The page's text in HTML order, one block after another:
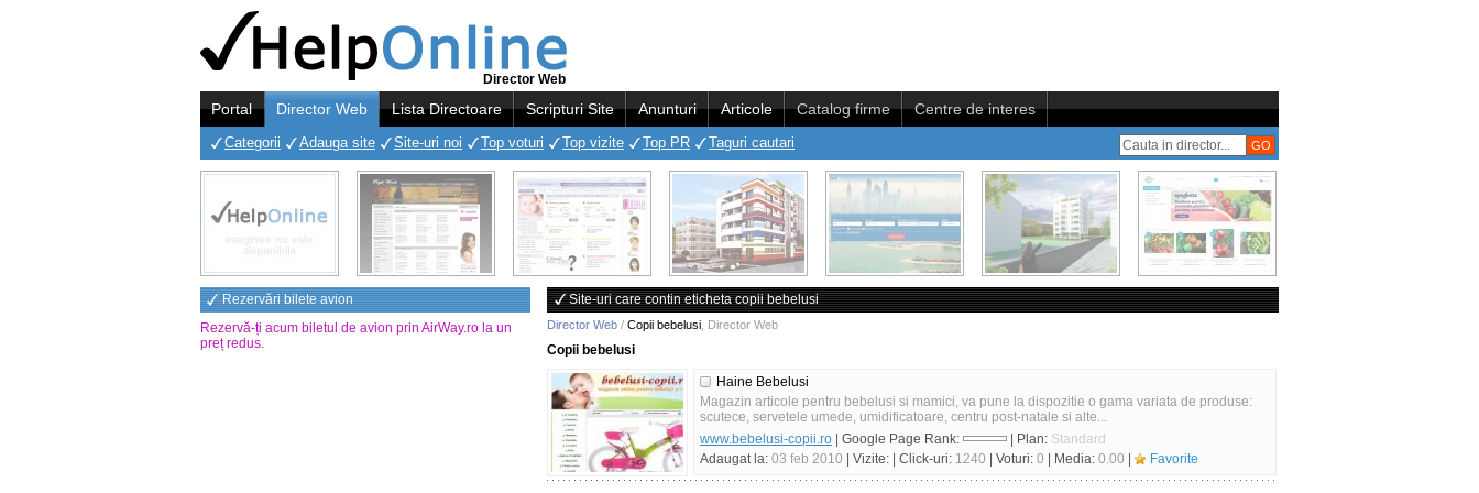
Director Web
Portal Director Web Lista Directoare Scripturi Site Anunturi Articole Catalog firme Centre de interes
Categorii Adauga site Site-uri noi Top voturi Top vizite Top PR Taguri cautari
Rezervări bilete avion
Rezervă-ți acum biletul de avion prin AirWay.ro la un
preț redus.
Site-uri care contin eticheta copii bebelusi
Director Web / Copii bebelusi Director Web
Copii bebelusi
Haine Bebelusi
Magazin articole pentru bebelusi si mamici, va pune la dispozitie o gama variata de produse:
scutece, servetele umede, umidificatoare, centru post-natale si alte...
www.bebelusi-copii.ro | Google Page Rank: | Plan: Standard
Adaugat la: 03 feb 2010 | Vizite: | Click-uri: 1240 | Voturi: 0 | Media: 0.00 Favorite